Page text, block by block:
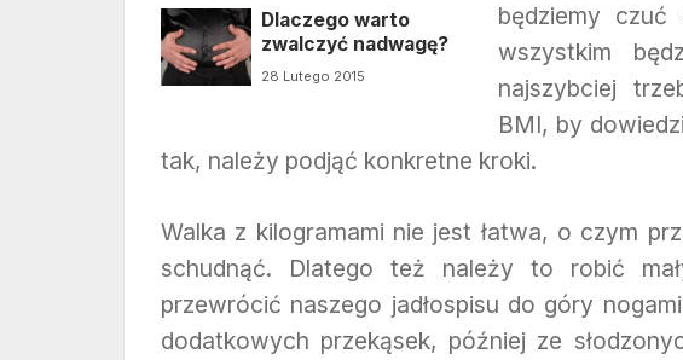
Dlaczego warto
zwalczyć nadwagę?
28 Lutego 2015
będziemy
wszystkim
najszybciej
BMI, by
tak, należy podjąć konkretne kroki.
Walka z kilogramami nie jest łatwa, o czym
schudnąć. Dlatego też należy to robić
przewrócić naszego jadłospisu do góry
dodatkowych przekąsek, później ze